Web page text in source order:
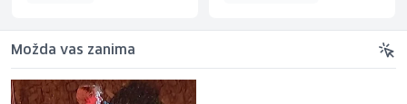
Možda vas zanima